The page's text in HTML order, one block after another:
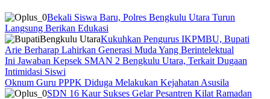
Bekali Siswa Baru, Polres Bengkulu Utara Turun
Langsung Berikan Edukasi
Kukuhkan Pengurus IKPMBU, Bupati
Arie Berharap Lahirkan Generasi Muda Yang Berintelektual
Ini Jawaban Kepsek SMAN 2 Bengkulu Utara, Terkait Dugaan
Intimidasi Siswi
Oknum Guru PPPK Diduga Melakukan Kejahatan Asusila
SDN 16 Kaur Sukses Gelar Pesantren Kilat Ramadan